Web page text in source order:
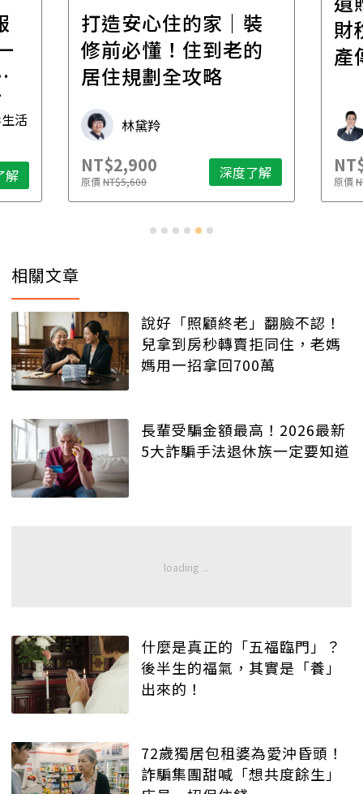
活
解
打造安心住的家｜裝
修前必懂！住到老的
居住規劃全攻略
林黛羚
NT$2,900
原價NT$5,600 深度了解
財
產
原價
相關文章
說好「照顧終老」翻臉不認！
兒拿到房秒轉賣拒同住，老媽
媽用一招拿回700萬
長輩受騙金額最高！2026最新
5大詐騙手法退休族一定要知道
什麼是真正的「五福臨門」？
後半生的福氣，其實是「養」
出來的！
72歲獨居包租婆為愛沖昏頭！
詐騙集團甜喊「想共度餘生」